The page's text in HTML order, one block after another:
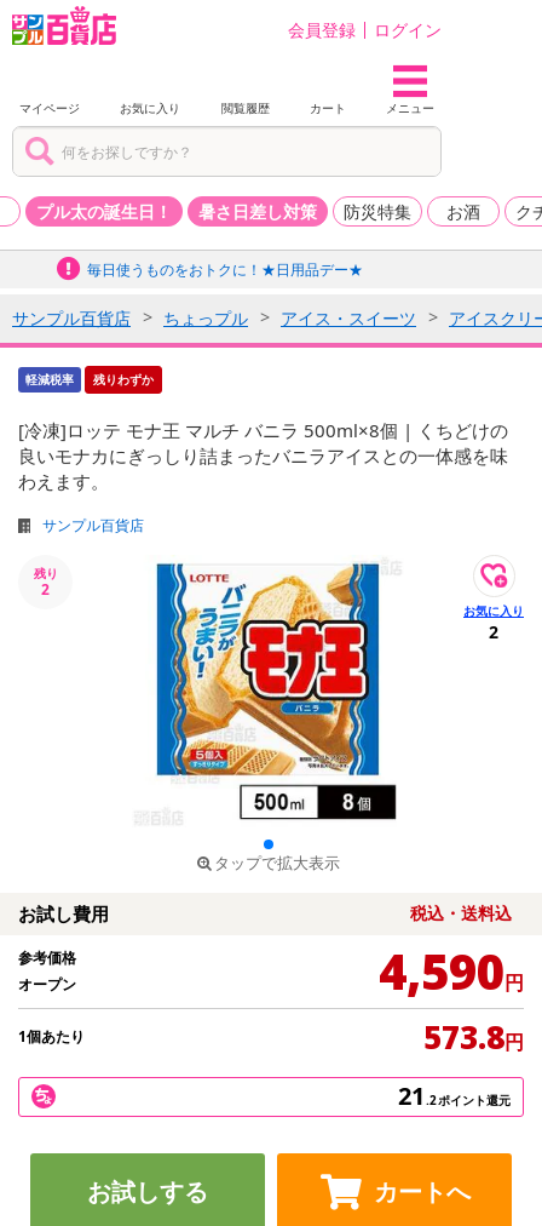
会員登録 ログイン
マイページ お気に入り 閲覧履歴 カート メニュー
プル太の誕生日！ 暑さ日差し対策 防災特集 お酒 ク
毎日使うものをおトクに！★日用品デー★
サンプル百貨店 ちょっプル アイス・スイーツ アイスクリ
軽減税率 残りわずか
[冷凍]ロッテ モナ王 マルチ バニラ 500ml×8個 | くちどけの
良いモナカにぎっしり詰まったバニラアイスとの一体感を味
わえます。
サンプル百貨店
残り
2
タップで拡大表示
2
お試し費用 税込・送料込
参考価格
オープン
4,590円
1個あたり 573.8円
21 .2ポイント還元
お試しする カートへ